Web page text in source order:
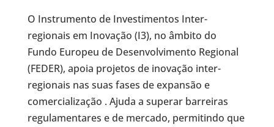
O Instrumento de Investimentos Inter-
regionais em Inovação (I3), no âmbito do
Fundo Europeu de Desenvolvimento Regional
(FEDER), apoia projetos de inovação inter-
regionais nas suas fases de expansão e
comercialização . Ajuda a superar barreiras
regulamentares e de mercado, permitindo que